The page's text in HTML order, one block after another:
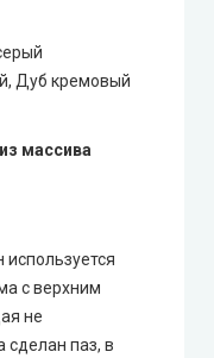
Дуб кремовый
массива
с верхним
не
сделан паз, в